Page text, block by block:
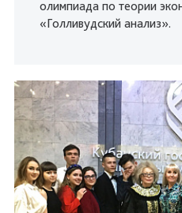
олимпиада по теории
«Голливудский анализ».